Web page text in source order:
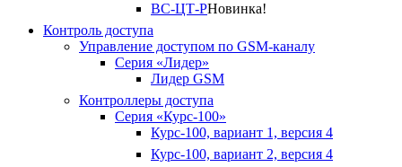
ВС-ЦТ-РНовинка!
Контроль доступа
Управление доступом по GSM-каналу
Серия «Лидер»
Лидер GSM
Контроллеры доступа
Серия «Курс-100»
Курс-100, вариант 1, версия 4
Курс-100, вариант 2, версия 4